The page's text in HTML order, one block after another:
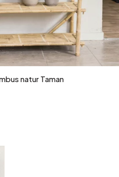
natur Taman